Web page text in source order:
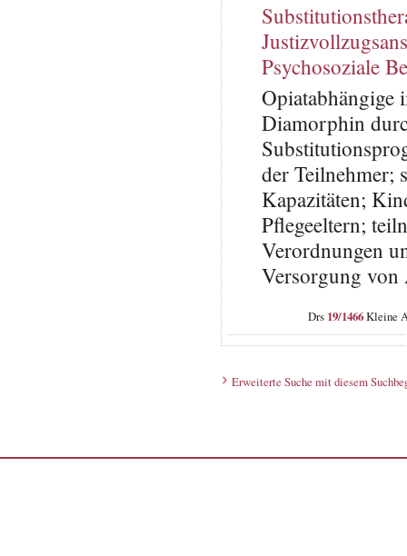
Psychosoziale
Opiatabhängige
Diamorphin
der Teilnehmer;
Kapazitäten;
Pflegeeltern;
Verordnungen
Versorgung von
Drs 19/1466Kleine
Erweiterte Suche mit diesem